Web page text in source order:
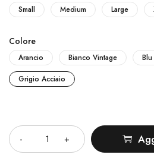
Small Medium Large
Colore
Arancio Bianco Vintage
Grigio Acciaio